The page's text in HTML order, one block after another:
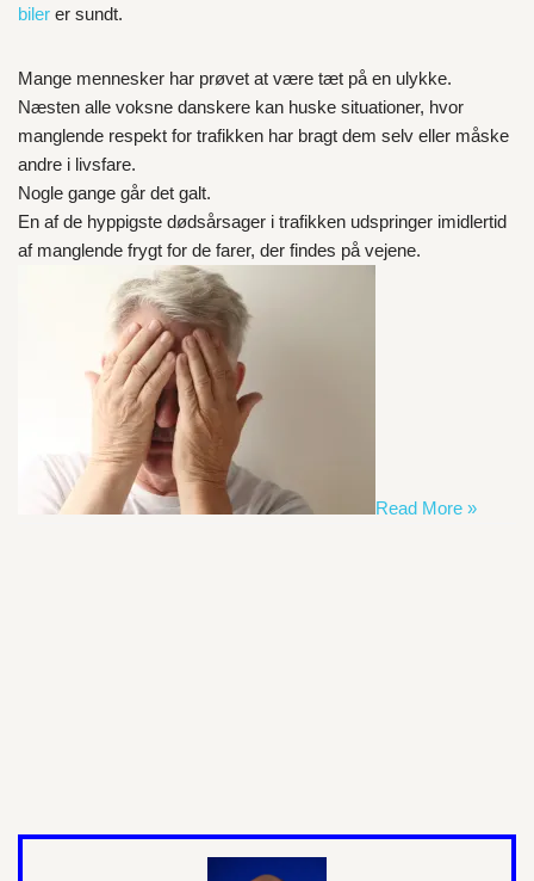
biler er sundt.
Mange mennesker har prøvet at være tæt på en ulykke.
Næsten alle voksne danskere kan huske situationer, hvor
manglende respekt for trafikken har bragt dem selv eller måske
andre i livsfare.
Nogle gange går det galt.
En af de hyppigste dødsårsager i trafikken udspringer imidlertid
af manglende frygt for de farer, der findes på vejene.
Read More »